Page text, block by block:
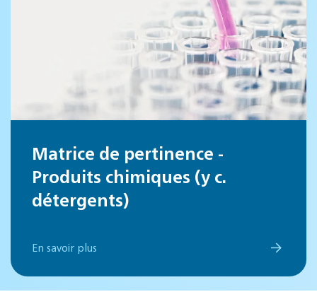
Matrice de pertinence -
Produits chimiques (y c.
détergents)
En savoir plus